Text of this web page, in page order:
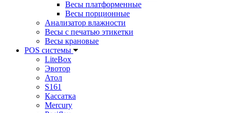
Весы платформенные
Весы порционные
Анализатор влажности
Весы с печатью этикетки
Весы крановые
POS системы
LiteBox
Эвотор
Атол
S161
Кассатка
Mercury